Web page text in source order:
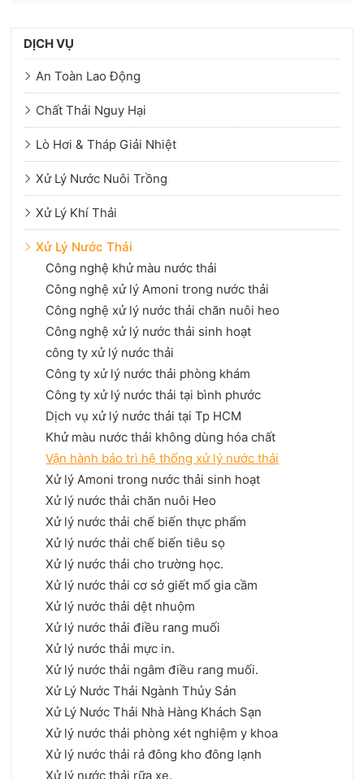
DỊCH VỤ
An Toàn Lao Động
Chất Thải Nguy Hại
Lò Hơi & Tháp Giải Nhiệt
Xử Lý Nước Nuôi Trồng
Xử Lý Khí Thải
Xử Lý Nước Thải
Công nghệ khử màu nước thải
Công nghệ xử lý Amoni trong nước thải
Công nghệ xử lý nước thải chăn nuôi heo
Công nghệ xử lý nước thải sinh hoạt
công ty xử lý nước thải
Công ty xử lý nước thải phòng khám
Công ty xử lý nước thải tại bình phước
Dịch vụ xử lý nước thải tại Tp HCM
Khử màu nước thải không dùng hóa chất
Vận hành bảo trì hệ thống xử lý nước thải
Xử lý Amoni trong nước thải sinh hoạt
Xử lý nước thải chăn nuôi Heo
Xử lý nước thải chế biến thực phẩm
Xử lý nước thải chế biến tiêu sọ
Xử lý nước thải cho trường học.
Xử lý nước thải cơ sở giết mổ gia cầm
Xử lý nước thải dệt nhuộm
Xử lý nước thải điều rang muối
Xử lý nước thải mực in.
Xử lý nước thải ngâm điều rang muối.
Xử Lý Nước Thải Ngành Thủy Sản
Xử Lý Nước Thải Nhà Hàng Khách Sạn
Xử lý nước thải phòng xét nghiệm y khoa
Xử lý nước thải rả đông kho đông lạnh
Xử lý nước thải rữa xe.